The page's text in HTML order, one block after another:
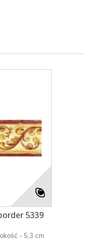
5339
- 5,3 cm